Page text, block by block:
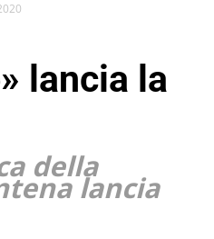
lancia la
della
lancia